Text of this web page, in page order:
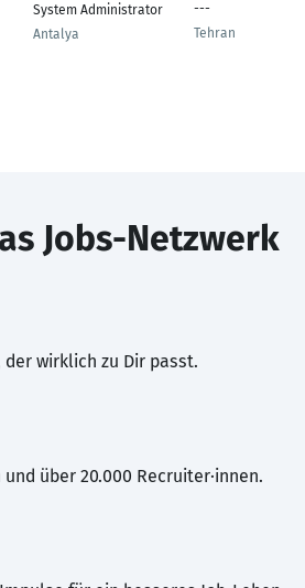
System Administrator
Antalya
---
Tehran
Jobs-Netzwerk
der wirklich zu Dir passt.
über 20.000 Recruiter·innen.